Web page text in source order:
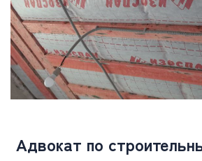
Адвокат по